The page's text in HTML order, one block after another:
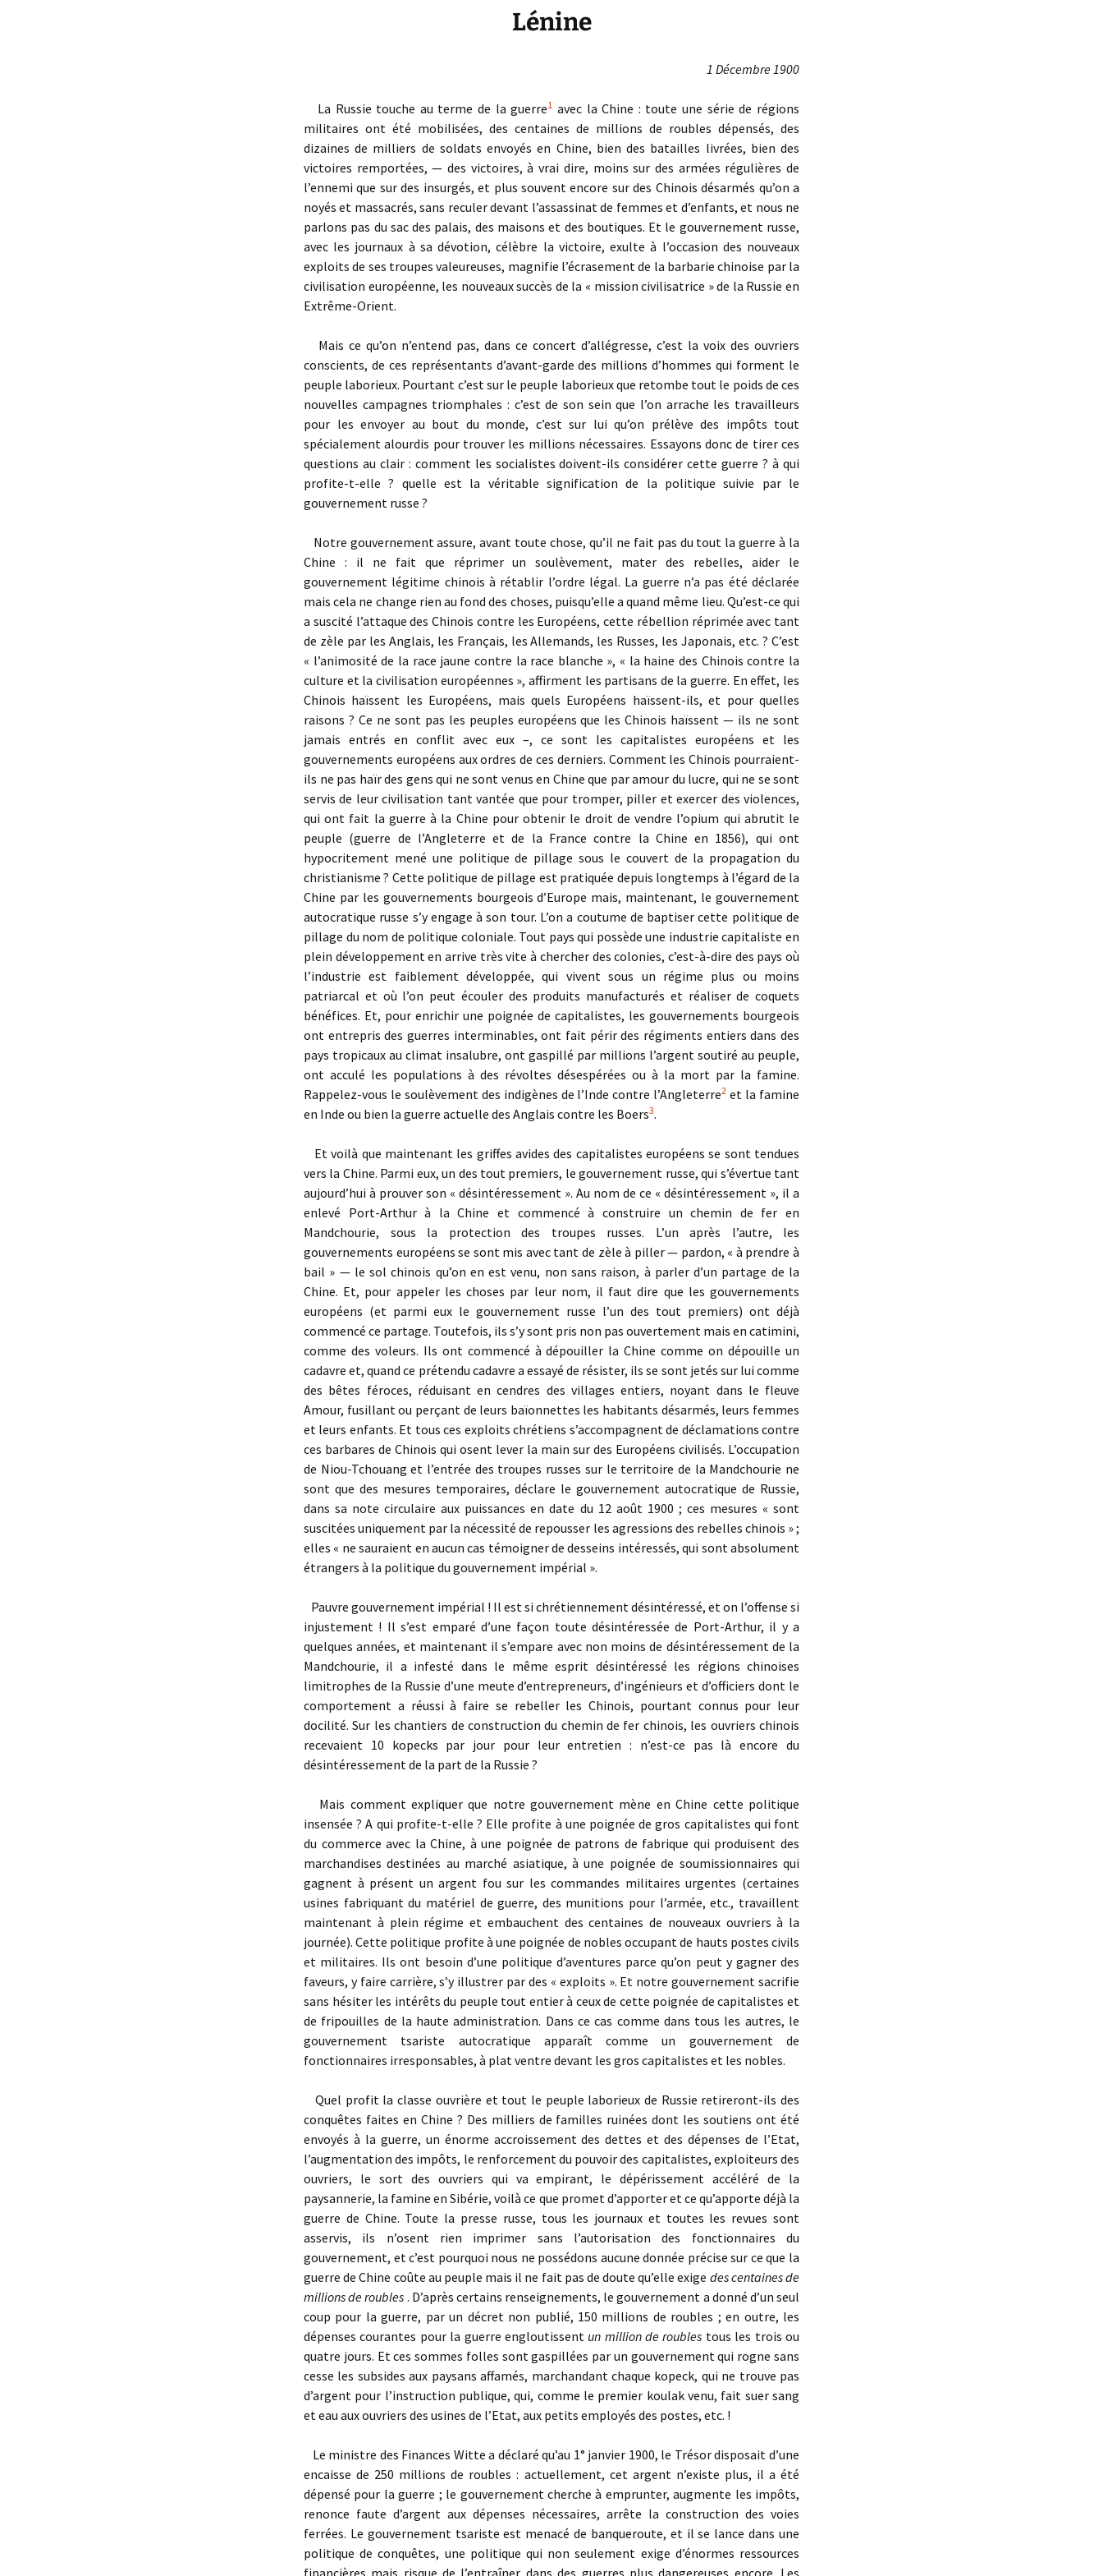
Lénine
1 Décembre 1900
La Russie touche au terme de la guerre1 avec la Chine : toute une série de régions
militaires ont été mobilisées, des centaines de millions de roubles dépensés, des
dizaines de milliers de soldats envoyés en Chine, bien des batailles livrées, bien des
victoires remportées, — des victoires, à vrai dire, moins sur des armées régulières de
l’ennemi que sur des insurgés, et plus souvent encore sur des Chinois désarmés qu’on a
noyés et massacrés, sans reculer devant l’assassinat de femmes et d’enfants, et nous ne
parlons pas du sac des palais, des maisons et des boutiques. Et le gouvernement russe,
avec les journaux à sa dévotion, célèbre la victoire, exulte à l’occasion des nouveaux
exploits de ses troupes valeureuses, magnifie l’écrasement de la barbarie chinoise par la
civilisation européenne, les nouveaux succès de la « mission civilisatrice » de la Russie en
Extrême-Orient.
Mais ce qu’on n’entend pas, dans ce concert d’allégresse, c’est la voix des ouvriers
conscients, de ces représentants d’avant-garde des millions d’hommes qui forment le
peuple laborieux. Pourtant c’est sur le peuple laborieux que retombe tout le poids de ces
nouvelles campagnes triomphales : c’est de son sein que l’on arrache les travailleurs
pour les envoyer au bout du monde, c’est sur lui qu’on prélève des impôts tout
spécialement alourdis pour trouver les millions nécessaires. Essayons donc de tirer ces
questions au clair : comment les socialistes doivent-ils considérer cette guerre ? à qui
profite-t-elle ? quelle est la véritable signification de la politique suivie par le
gouvernement russe ?
Notre gouvernement assure, avant toute chose, qu’il ne fait pas du tout la guerre à la
Chine : il ne fait que réprimer un soulèvement, mater des rebelles, aider le
gouvernement légitime chinois à rétablir l’ordre légal. La guerre n’a pas été déclarée
mais cela ne change rien au fond des choses, puisqu’elle a quand même lieu. Qu’est-ce qui
a suscité l’attaque des Chinois contre les Européens, cette rébellion réprimée avec tant
de zèle par les Anglais, les Français, les Allemands, les Russes, les Japonais, etc. ? C’est
« l’animosité de la race jaune contre la race blanche », « la haine des Chinois contre la
culture et la civilisation européennes », affirment les partisans de la guerre. En effet, les
Chinois haïssent les Européens, mais quels Européens haïssent-ils, et pour quelles
raisons ? Ce ne sont pas les peuples européens que les Chinois haïssent — ils ne sont
jamais entrés en conflit avec eux –, ce sont les capitalistes européens et les
gouvernements européens aux ordres de ces derniers. Comment les Chinois pourraient-
ils ne pas haïr des gens qui ne sont venus en Chine que par amour du lucre, qui ne se sont
servis de leur civilisation tant vantée que pour tromper, piller et exercer des violences,
qui ont fait la guerre à la Chine pour obtenir le droit de vendre l’opium qui abrutit le
peuple (guerre de l’Angleterre et de la France contre la Chine en 1856), qui ont
hypocritement mené une politique de pillage sous le couvert de la propagation du
christianisme ? Cette politique de pillage est pratiquée depuis longtemps à l’égard de la
Chine par les gouvernements bourgeois d’Europe mais, maintenant, le gouvernement
autocratique russe s’y engage à son tour. L’on a coutume de baptiser cette politique de
pillage du nom de politique coloniale. Tout pays qui possède une industrie capitaliste en
plein développement en arrive très vite à chercher des colonies, c’est-à-dire des pays où
l’industrie est faiblement développée, qui vivent sous un régime plus ou moins
patriarcal et où l’on peut écouler des produits manufacturés et réaliser de coquets
bénéfices. Et, pour enrichir une poignée de capitalistes, les gouvernements bourgeois
ont entrepris des guerres interminables, ont fait périr des régiments entiers dans des
pays tropicaux au climat insalubre, ont gaspillé par millions l’argent soutiré au peuple,
ont acculé les populations à des révoltes désespérées ou à la mort par la famine.
Rappelez-vous le soulèvement des indigènes de l’Inde contre l’Angleterre2 et la famine
en Inde ou bien la guerre actuelle des Anglais contre les Boers3.
Et voilà que maintenant les griffes avides des capitalistes européens se sont tendues
vers la Chine. Parmi eux, un des tout premiers, le gouvernement russe, qui s’évertue tant
aujourd’hui à prouver son « désintéressement ». Au nom de ce « désintéressement », il a
enlevé Port-Arthur à la Chine et commencé à construire un chemin de fer en
Mandchourie, sous la protection des troupes russes. L’un après l’autre, les
gouvernements européens se sont mis avec tant de zèle à piller — pardon, « à prendre à
bail » — le sol chinois qu’on en est venu, non sans raison, à parler d’un partage de la
Chine. Et, pour appeler les choses par leur nom, il faut dire que les gouvernements
européens (et parmi eux le gouvernement russe l’un des tout premiers) ont déjà
commencé ce partage. Toutefois, ils s’y sont pris non pas ouvertement mais en catimini,
comme des voleurs. Ils ont commencé à dépouiller la Chine comme on dépouille un
cadavre et, quand ce prétendu cadavre a essayé de résister, ils se sont jetés sur lui comme
des bêtes féroces, réduisant en cendres des villages entiers, noyant dans le fleuve
Amour, fusillant ou perçant de leurs baïonnettes les habitants désarmés, leurs femmes
et leurs enfants. Et tous ces exploits chrétiens s’accompagnent de déclamations contre
ces barbares de Chinois qui osent lever la main sur des Européens civilisés. L’occupation
de Niou-Tchouang et l’entrée des troupes russes sur le territoire de la Mandchourie ne
sont que des mesures temporaires, déclare le gouvernement autocratique de Russie,
dans sa note circulaire aux puissances en date du 12 août 1900 ; ces mesures « sont
suscitées uniquement par la nécessité de repousser les agressions des rebelles chinois » ;
elles « ne sauraient en aucun cas témoigner de desseins intéressés, qui sont absolument
étrangers à la politique du gouvernement impérial ».
Pauvre gouvernement impérial ! Il est si chrétiennement désintéressé, et on l’offense si
injustement ! Il s’est emparé d’une façon toute désintéressée de Port-Arthur, il y a
quelques années, et maintenant il s’empare avec non moins de désintéressement de la
Mandchourie, il a infesté dans le même esprit désintéressé les régions chinoises
limitrophes de la Russie d’une meute d’entrepreneurs, d’ingénieurs et d’officiers dont le
comportement a réussi à faire se rebeller les Chinois, pourtant connus pour leur
docilité. Sur les chantiers de construction du chemin de fer chinois, les ouvriers chinois
recevaient 10 kopecks par jour pour leur entretien : n’est-ce pas là encore du
désintéressement de la part de la Russie ?
Mais comment expliquer que notre gouvernement mène en Chine cette politique
insensée ? A qui profite-t-elle ? Elle profite à une poignée de gros capitalistes qui font
du commerce avec la Chine, à une poignée de patrons de fabrique qui produisent des
marchandises destinées au marché asiatique, à une poignée de soumissionnaires qui
gagnent à présent un argent fou sur les commandes militaires urgentes (certaines
usines fabriquant du matériel de guerre, des munitions pour l’armée, etc., travaillent
maintenant à plein régime et embauchent des centaines de nouveaux ouvriers à la
journée). Cette politique profite à une poignée de nobles occupant de hauts postes civils
et militaires. Ils ont besoin d’une politique d’aventures parce qu’on peut y gagner des
faveurs, y faire carrière, s’y illustrer par des « exploits ». Et notre gouvernement sacrifie
sans hésiter les intérêts du peuple tout entier à ceux de cette poignée de capitalistes et
de fripouilles de la haute administration. Dans ce cas comme dans tous les autres, le
gouvernement tsariste autocratique apparaît comme un gouvernement de
fonctionnaires irresponsables, à plat ventre devant les gros capitalistes et les nobles.
Quel profit la classe ouvrière et tout le peuple laborieux de Russie retireront-ils des
conquêtes faites en Chine ? Des milliers de familles ruinées dont les soutiens ont été
envoyés à la guerre, un énorme accroissement des dettes et des dépenses de l’Etat,
l’augmentation des impôts, le renforcement du pouvoir des capitalistes, exploiteurs des
ouvriers, le sort des ouvriers qui va empirant, le dépérissement accéléré de la
paysannerie, la famine en Sibérie, voilà ce que promet d’apporter et ce qu’apporte déjà la
guerre de Chine. Toute la presse russe, tous les journaux et toutes les revues sont
asservis, ils n’osent rien imprimer sans l’autorisation des fonctionnaires du
gouvernement, et c’est pourquoi nous ne possédons aucune donnée précise sur ce que la
guerre de Chine coûte au peuple mais il ne fait pas de doute qu’elle exige des centaines de
millions de roubles . D’après certains renseignements, le gouvernement a donné d’un seul
coup pour la guerre, par un décret non publié, 150 millions de roubles ; en outre, les
dépenses courantes pour la guerre engloutissent un million de roubles tous les trois ou
quatre jours. Et ces sommes folles sont gaspillées par un gouvernement qui rogne sans
cesse les subsides aux paysans affamés, marchandant chaque kopeck, qui ne trouve pas
d’argent pour l’instruction publique, qui, comme le premier koulak venu, fait suer sang
et eau aux ouvriers des usines de l’Etat, aux petits employés des postes, etc. !
Le ministre des Finances Witte a déclaré qu’au 1° janvier 1900, le Trésor disposait d’une
encaisse de 250 millions de roubles : actuellement, cet argent n’existe plus, il a été
dépensé pour la guerre ; le gouvernement cherche à emprunter, augmente les impôts,
renonce faute d’argent aux dépenses nécessaires, arrête la construction des voies
ferrées. Le gouvernement tsariste est menacé de banqueroute, et il se lance dans une
politique de conquêtes, une politique qui non seulement exige d’énormes ressources
financières mais risque de l’entraîner dans des guerres plus dangereuses encore. Les